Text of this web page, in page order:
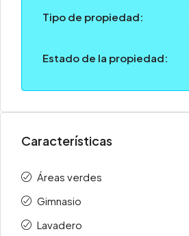
Tipo de propiedad:
Estado de la propiedad:
Características
Áreas verdes
Gimnasio
Lavadero